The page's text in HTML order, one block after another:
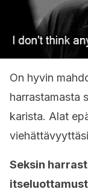
On hyvin
harrastamasta
karista. Alat
Seksin